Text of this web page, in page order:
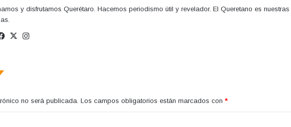
y disfrutamos Querétaro. Hacemos periodismo útil y revelador. El Queretano es nuestras
Facebook
X
no será publicada. Los campos obligatorios están marcados con *